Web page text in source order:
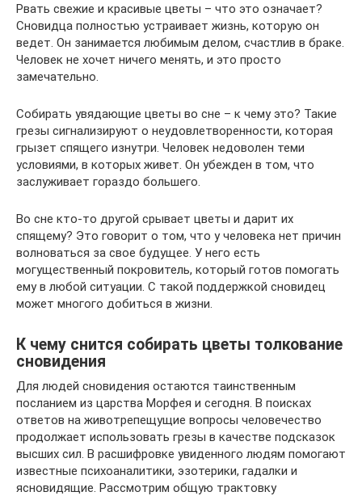
Рвать свежие и красивые цветы – что это означает?
Сновидца полностью устраивает жизнь, которую он
ведет. Он занимается любимым делом, счастлив в браке.
Человек не хочет ничего менять, и это просто
замечательно.
Собирать увядающие цветы во сне – к чему это? Такие
грезы сигнализируют о неудовлетворенности, которая
грызет спящего изнутри. Человек недоволен теми
условиями, в которых живет. Он убежден в том, что
заслуживает гораздо большего.
Во сне кто-то другой срывает цветы и дарит их
спящему? Это говорит о том, что у человека нет причин
волноваться за свое будущее. У него есть
могущественный покровитель, который готов помогать
ему в любой ситуации. С такой поддержкой сновидец
может многого добиться в жизни.
К чему снится собирать цветы толкование
сновидения
Для людей сновидения остаются таинственным
посланием из царства Морфея и сегодня. В поисках
ответов на животрепещущие вопросы человечество
продолжает использовать грезы в качестве подсказок
высших сил. В расшифровке увиденного людям помогают
известные психоаналитики, эзотерики, гадалки и
ясновидящие. Рассмотрим общую трактовку